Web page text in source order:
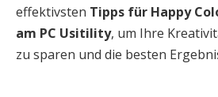
effektivsten Tipps für Happy
am PC Usitility, um Ihre
zu sparen und die besten